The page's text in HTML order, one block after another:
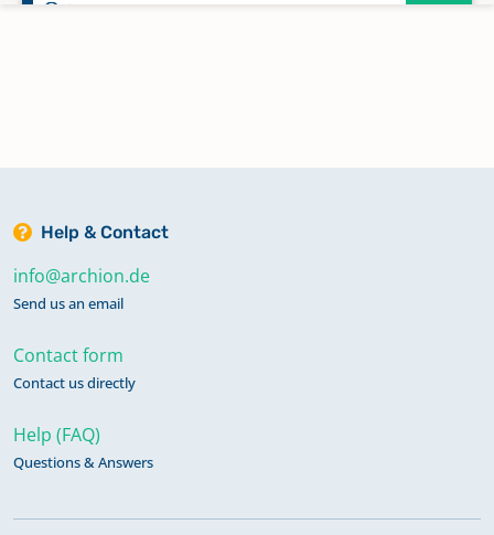
1808-1861
Totgeburten 1883-1956
Keine verfügbaren Digitalisate
Trauungen 1861-1921
Help & Contact
info@archion.de
Send us an email
Contact form
Contact us directly
Help (FAQ)
Questions & Answers